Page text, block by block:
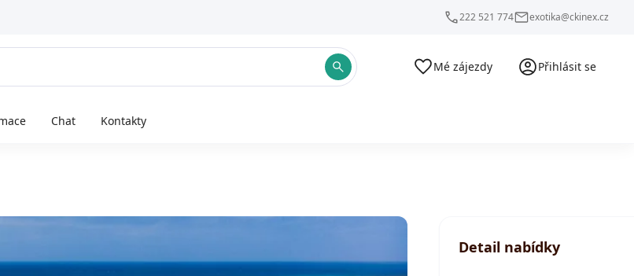
222 521 774 exotika@ckinex.cz
Mé zájezdy Přihlásit se
Chat Kontakty
Detail nabídky